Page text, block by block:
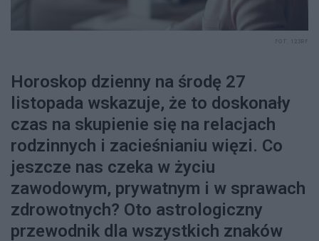
Horoskop dzienny na środę 27
listopada wskazuje, że to doskonały
czas na skupienie się na relacjach
rodzinnych i zacieśnianiu więzi. Co
jeszcze nas czeka w życiu
zawodowym, prywatnym i w sprawach
zdrowotnych? Oto astrologiczny
przewodnik dla wszystkich znaków